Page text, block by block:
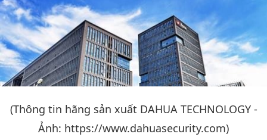
(Thông tin hãng sản xuất DAHUA TECHNOLOGY -
Ảnh: https://www.dahuasecurity.com)